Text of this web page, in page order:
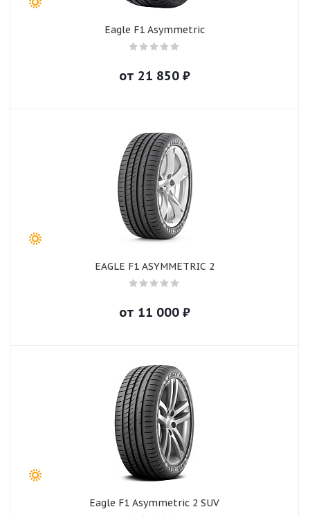
Eagle F1 Asymmetric
от 21 850₽
EAGLE F1 ASYMMETRIC 2
от 11 000₽
Eagle F1 Asymmetric 2 SUV